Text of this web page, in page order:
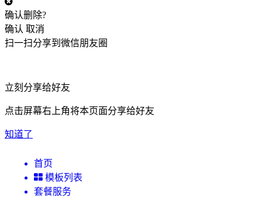
确认删除?
确认 取消
扫一扫分享到微信朋友圈
立刻分享给好友
点击屏幕右上角将本页面分享给好友
知道了
首页
模板列表
套餐服务